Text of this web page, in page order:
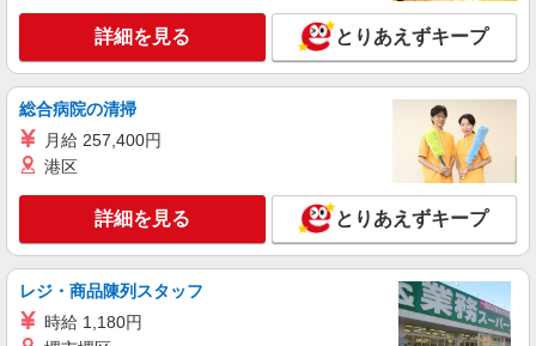
≪携帯販売｜家電量販店のauコーナー≫
時給1700円〜1800円 ◆交通費規定支給◆直雇
用へ切替後：月給286,200円＋交通費
キープ 詳細を見る
詳細を見る とりあえずキープ
総合病院の清掃
月給 257,400円
港区
詳細を見る とりあえずキープ
レジ・商品陳列スタッフ
時給 1,180円